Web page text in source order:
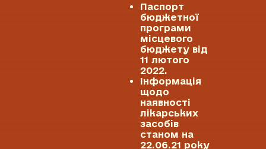
Паспорт
бюджетної
програми
місцевого
бюджету від
11 лютого
2022.
Інформація
щодо
наявності
лікарських
засобів
станом на
22.06.21 року